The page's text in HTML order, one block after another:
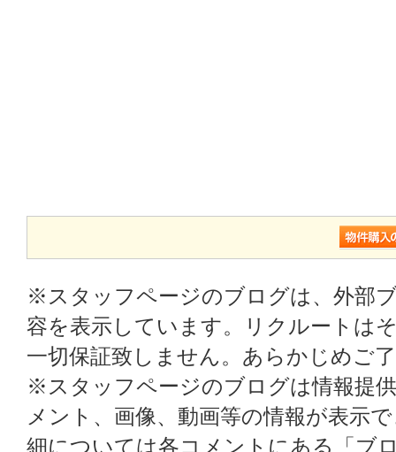
※スタッフページのブログは、外部
容を表示しています。リクルートは
一切保証致しません。あらかじめご
※スタッフページのブログは情報提
メント、画像、動画等の情報が表示
細については各コメントにある「ブ